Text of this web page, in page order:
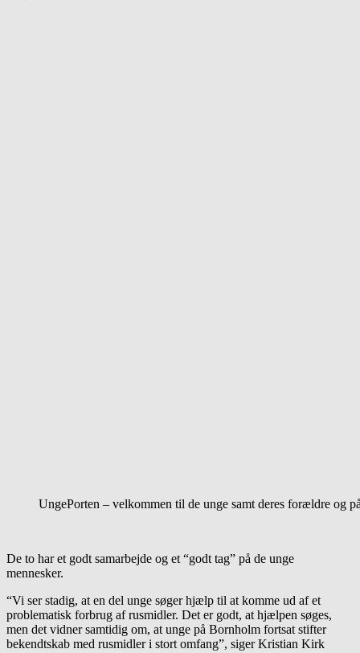
UngePorten – velkommen til de unge samt deres forældre og
De to har et godt samarbejde og et “godt tag” på de unge
mennesker.
“Vi ser stadig, at en del unge søger hjælp til at komme ud af et
problematisk forbrug af rusmidler. Det er godt, at hjælpen søges,
men det vidner samtidig om, at unge på Bornholm fortsat stifter
bekendtskab med rusmidler i stort omfang”, siger Kristian Kirk